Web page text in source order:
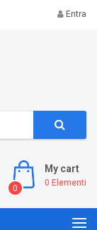
Entra
My cart
0 Elementi
0